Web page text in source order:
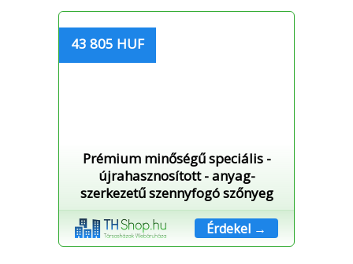
43 805 HUF
Prémium minőségű speciális -
újrahasznosított - anyag-
szerkezetű szennyfogó szőnyeg
Érdekel →